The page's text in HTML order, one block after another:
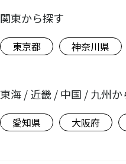
関東から探す
東京都 神奈川県
東海 / 近畿 / 中国 / 九州か
愛知県 大阪府